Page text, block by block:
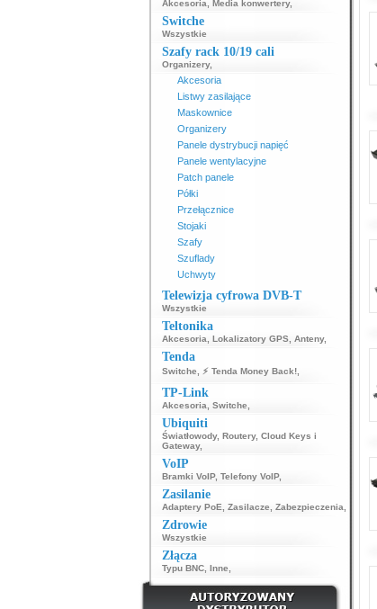
Akcesoria Media konwertery,
Switche
Wszystkie
Szafy rack 10/19 cali
Organizery,
Akcesoria
Listwy zasilające
Maskownice
Organizery
Panele dystrybucji napięć
Panele wentylacyjne
Patch panele
Półki
Przełącznice
Stojaki
Szafy
Szuflady
Uchwyty
Telewizja cyfrowa DVB-T
Wszystkie
Teltonika
Akcesoria Lokalizatory GPS, Anteny,
Tenda
Switche ⚡ Tenda Money Back!,
TP-Link
Akcesoria Switche
Ubiquiti
Światłowody, Routery, Cloud Keys i
Gateway,
VoIP
Bramki VoIP, Telefony VoIP,
Zasilanie
Adaptery PoE Zasilacze Zabezpieczenia
Zdrowie
Wszystkie
Złącza
Typu BNC, Inne